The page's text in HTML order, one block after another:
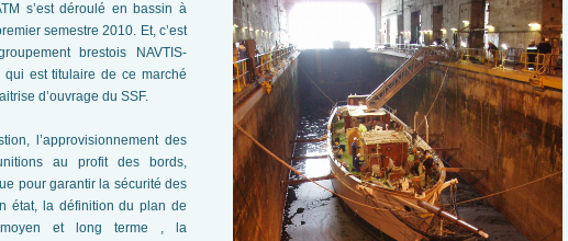
s’est déroulé en bassin à
semestre 2010. Et, c’est
brestois NAVTIS-
qui est titulaire de ce marché
d’ouvrage du SSF.
l’approvisionnement des
au profit des bords,
pour garantir la sécurité des
état, la définition du plan de
moyen et long terme , la